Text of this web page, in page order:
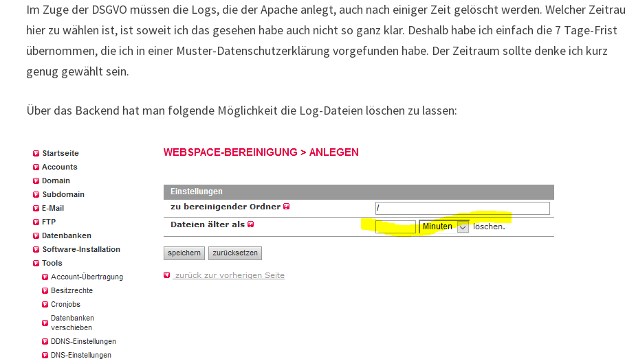
Im Zuge der DSGVO müssen die Logs, die der Apache anlegt, auch nach einiger Zeit gelöscht werden. Welcher
hier zu wählen ist, ist soweit ich das gesehen habe auch nicht so ganz klar. Deshalb habe ich einfach die 7 Tage-Frist
übernommen, die ich in einer Muster-Datenschutzerklärung vorgefunden habe. Der Zeitraum sollte denke ich kurz
genug gewählt sein.
Über das Backend hat man folgende Möglichkeit die Log-Dateien löschen zu lassen: